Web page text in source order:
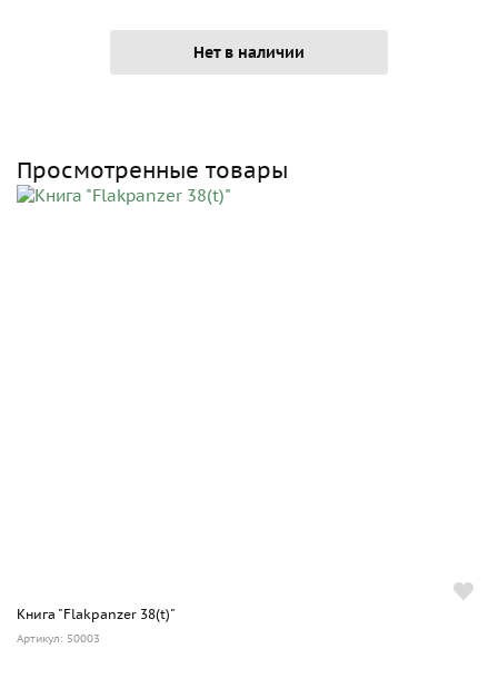
Нет в наличии
Просмотренные товары
Книга "Flakpanzer 38(t)"
Артикул: 50003